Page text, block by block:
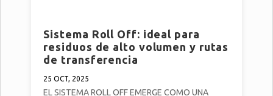
Sistema Roll Off: ideal para
residuos de alto volumen y rutas
de transferencia
25 OCT, 2025
EL SISTEMA ROLL OFF EMERGE COMO UNA